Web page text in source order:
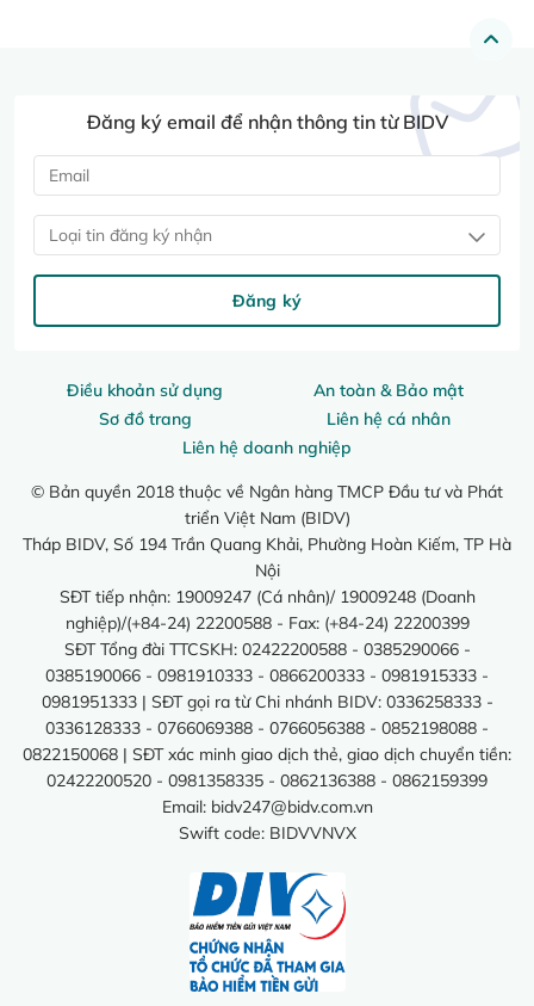
Điều khoản sử dụng
An toàn & Bảo mật
Sơ đồ trang
Liên hệ cá nhân
Liên hệ doanh nghiệp
© Bản quyền 2018 thuộc về Ngân hàng TMCP Đầu tư và Phát
triển Việt Nam (BIDV)
Tháp BIDV, Số 194 Trần Quang Khải, Phường Hoàn Kiếm, TP Hà
Nội
SĐT tiếp nhận: 19009247 (Cá nhân)/ 19009248 (Doanh
nghiệp)/(+84-24) 22200588 - Fax: (+84-24) 22200399
SĐT Tổng đài TTCSKH: 02422200588 - 0385290066 -
0385190066 - 0981910333 - 0866200333 - 0981915333 -
0981951333 | SĐT gọi ra từ Chi nhánh BIDV: 0336258333 -
0336128333 - 0766069388 - 0766056388 - 0852198088 -
0822150068 | SĐT xác minh giao dịch thẻ, giao dịch chuyển tiền:
02422200520 - 0981358335 - 0862136388 - 0862159399
Email: bidv247@bidv.com.vn
Swift code: BIDVVNVX
Đăng ký email để nhận thông tin từ BIDV
Loại tin đăng ký nhận
Đăng ký